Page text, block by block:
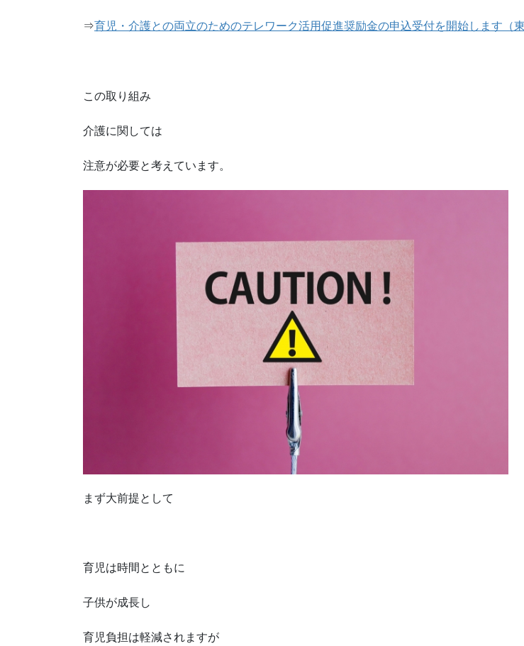
⇒育児・介護との両立のためのテレワーク活用促進奨励金の申込受付を開始します（東
この取り組み
介護に関しては
注意が必要と考えています。
まず大前提として
育児は時間とともに
子供が成長し
育児負担は軽減されますが